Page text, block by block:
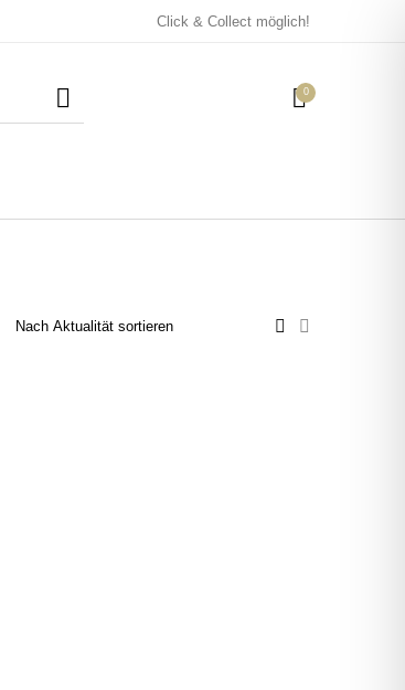
Click & Collect möglich!
0
können auf der Produktseite gewählt werden